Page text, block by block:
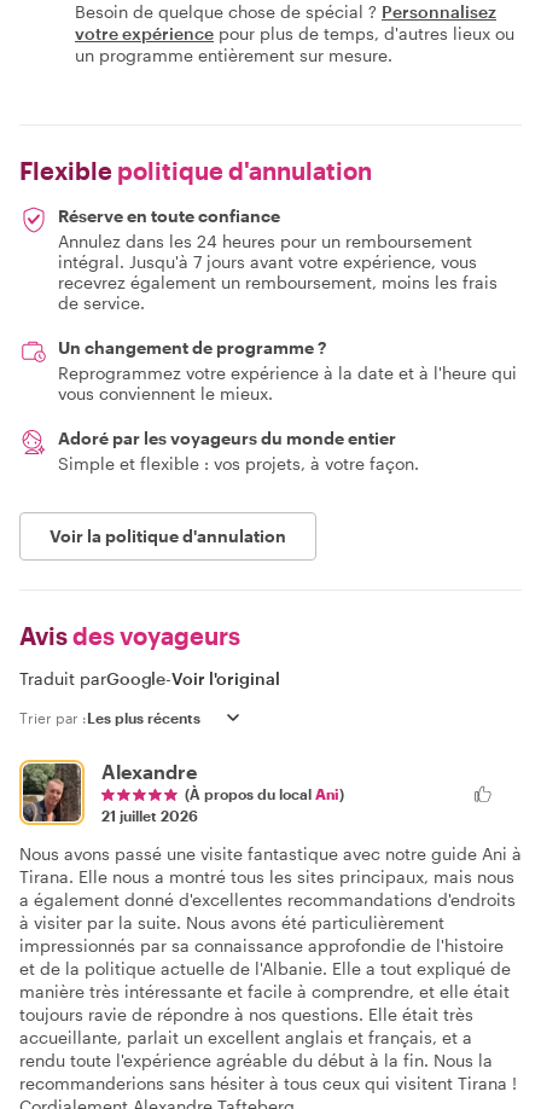
Besoin de quelque chose de spécial ? Personnalisez
votre expérience pour plus de temps, d'autres lieux ou
un programme entièrement sur mesure.
Flexible politique d'annulation
Réserve en toute confiance
Annulez dans les 24 heures pour un remboursement
intégral. Jusqu'à 7 jours avant votre expérience, vous
recevrez également un remboursement, moins les frais
de service.
Un changement de programme ?
Reprogrammez votre expérience à la date et à l'heure qui
vous conviennent le mieux.
Adoré par les voyageurs du monde entier
Simple et flexible : vos projets, à votre façon.
Voir la politique d'annulation
Avisdes voyageurs
Traduit parGoogle-Voir l'original
Trier par :
Alexandre
(À propos du local Ani)
21 juillet 2026
Nous avons passé une visite fantastique avec notre guide Ani à
Tirana. Elle nous a montré tous les sites principaux, mais nous
a également donné d'excellentes recommandations d'endroits
à visiter par la suite. Nous avons été particulièrement
impressionnés par sa connaissance approfondie de l'histoire
et de la politique actuelle de l'Albanie. Elle a tout expliqué de
manière très intéressante et facile à comprendre, et elle était
toujours ravie de répondre à nos questions. Elle était très
accueillante, parlait un excellent anglais et français, et a
rendu toute l'expérience agréable du début à la fin. Nous la
recommanderions sans hésiter à tous ceux qui visitent Tirana !